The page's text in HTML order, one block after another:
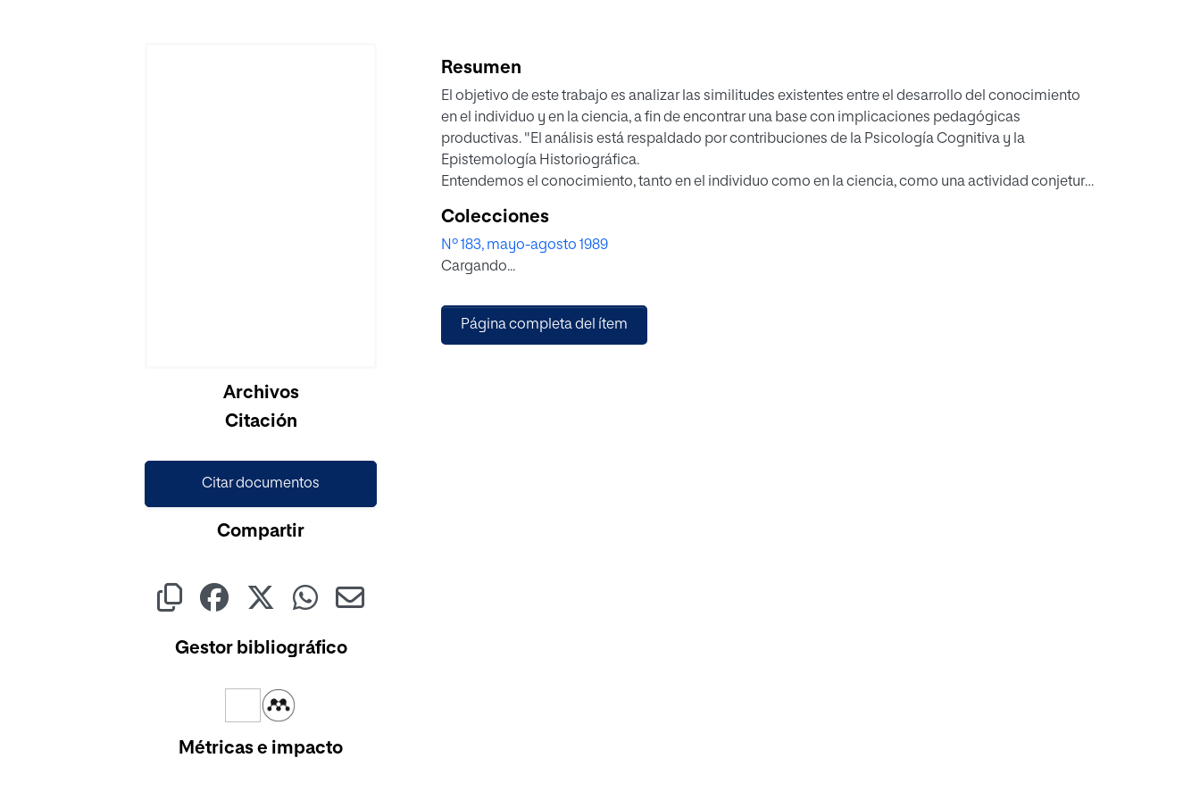
Cargando...Archivos
Citación
Citar documentos
Compartir
Gestor bibliográfico
Métricas e impacto
Resumen
El objetivo de este trabajo es analizar las similitudes existentes entre el desarrollo del conocimiento
en el individuo y en la ciencia, a fin de encontrar una base con implicaciones pedagógicas
productivas. "El análisis está respaldado por contribuciones de la Psicología Cognitiva y la
Epistemología Historiográfica.
Entendemos el conocimiento, tanto en el individuo como en la ciencia, como una actividad conjetural
importantes del desarrollo del conocimiento es el descubrimiento de errores y problemas; por lo
tanto, una importante implicación pedagógica es la reconceptualización del error, dando una
relevancia adecuada a la situación problemática y al estímulo y superación del error.
Colecciones
Nº 183, mayo-agosto 1989
Cargando...
Página completa del ítem